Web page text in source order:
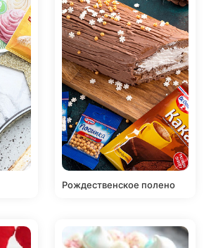
Рождественское полено